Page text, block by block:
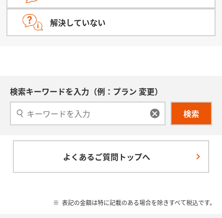
解決していない
検索キーワードを入力（例：プラン 変更）
検索
よくあるご質問トップへ
表記の金額は特に記載のある場合を除きすべて税込です。